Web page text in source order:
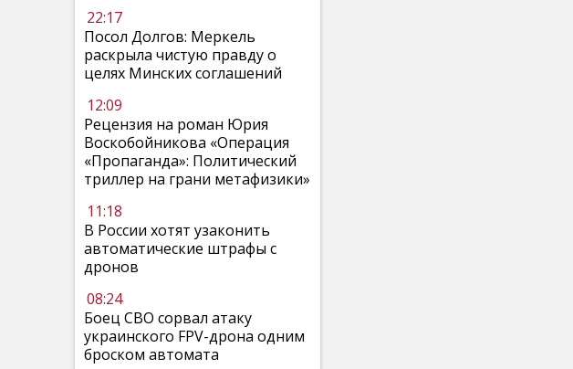
22:17
Посол Долгов: Меркель
раскрыла чистую правду о
целях Минских соглашений
12:09
Рецензия на роман Юрия
Воскобойникова «Операция
«Пропаганда»: Политический
триллер на грани метафизики»
11:18
В России хотят узаконить
автоматические штрафы с
дронов
08:24
Боец СВО сорвал атаку
украинского FPV-дрона одним
броском автомата